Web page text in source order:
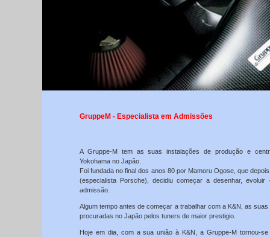
GruppeM - Especialista em Admissões
A Gruppe-M tem as suas instalações de produção e
Yokohama no Japão.
Foi fundada no final dos anos 80 por Mamoru Ogose, que
(especialista Porsche), decidiu começar a desenhar,
admissão.
Algum tempo antes de começar a trabalhar com a K&N, as
procuradas no Japão pelos tuners de maior prestigio.
Hoje em dia, com a sua união à K&N, a Gruppe-M tornou-